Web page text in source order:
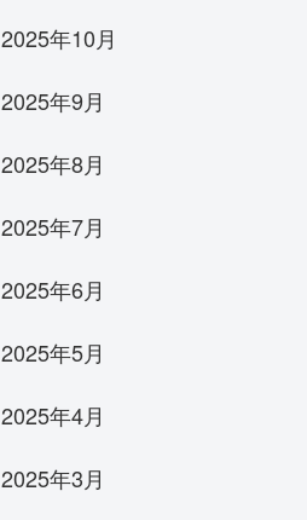
2025年10月
2025年9月
2025年8月
2025年7月
2025年6月
2025年5月
2025年4月
2025年3月